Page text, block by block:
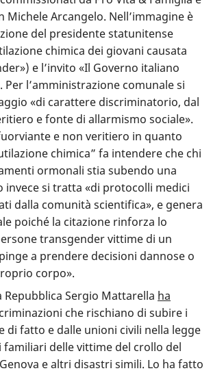
Michele Arcangelo. Nell’immagine è
del presidente statunitense
chimica dei giovani causata
e l’invito «Il Governo italiano
Per l’amministrazione comunale si
«di carattere discriminatorio, dal
e fonte di allarmismo sociale».
e non veritiero in quanto
chimica” fa intendere che chi
ormonali stia subendo una
invece si tratta «di protocolli medici
dalla comunità scientifica», e genera
poiché la citazione rinforza lo
transgender vittime di un
a prendere decisioni dannose o
corpo».
Sergio Mattarella ha
che rischiano di subire i
di fatto e dalle unioni civili nella legge
delle vittime del crollo del
e altri disastri simili. Lo ha fatto